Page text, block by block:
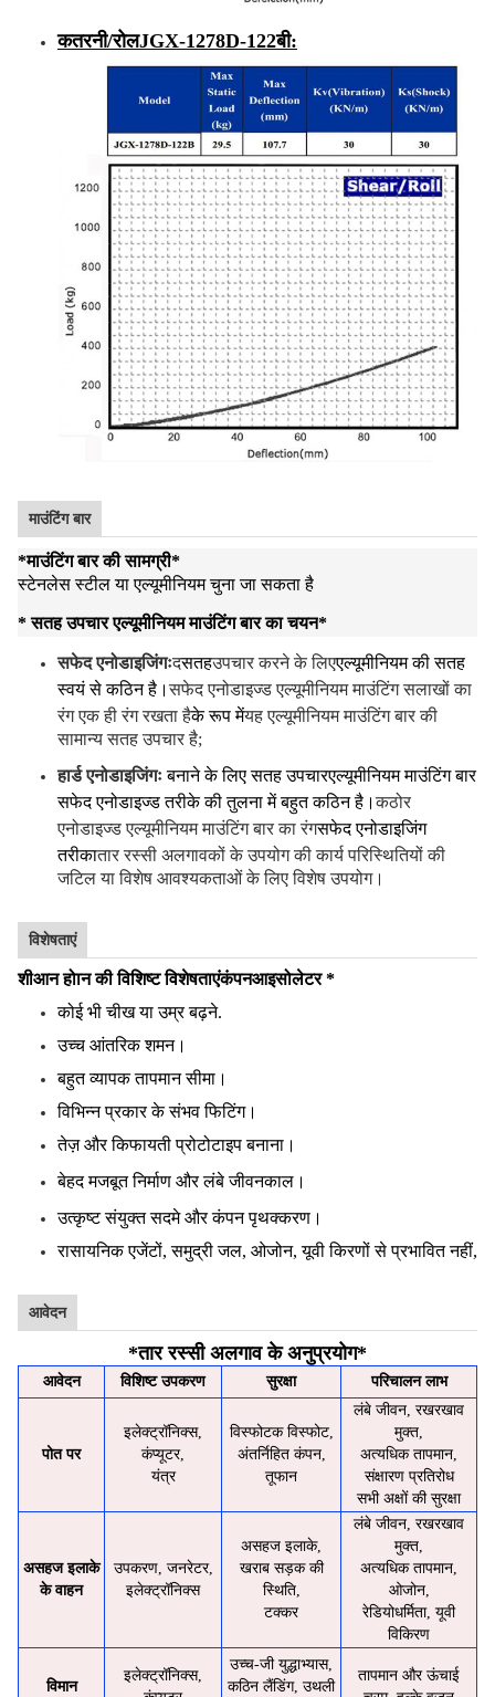
कतरनी/रोलJGX-1278D-122बी:
माउंटिंग बार
*माउंटिंग बार की सामग्री*
स्टेनलेस स्टील या एल्यूमीनियम चुना जा सकता है
* सतह उपचार एल्यूमीनियम माउंटिंग बार का चयन*
सफेद एनोडाइजिंगःदसतहउपचार करने के लिएएल्यूमीनियम की सतह
स्वयं से कठिन है।सफेद एनोडाइज्ड एल्यूमीनियम माउंटिंग सलाखों का
रंग एक ही रंग रखता हैके रूप मेंयह एल्यूमीनियम माउंटिंग बार की
सामान्य सतह उपचार है;
हार्ड एनोडाइजिंगः बनाने के लिए सतह उपचारएल्यूमीनियम माउंटिंग बार
सफेद एनोडाइज्ड तरीके की तुलना में बहुत कठिन है।कठोर
एनोडाइज्ड एल्यूमीनियम माउंटिंग बार का रंगसफेद एनोडाइजिंग
तरीकातार रस्सी अलगावकों के उपयोग की कार्य परिस्थितियों की
जटिल या विशेष आवश्यकताओं के लिए विशेष उपयोग।
विशेषताएं
शीआन होान की विशिष्ट विशेषताएंकंपनआइसोलेटर *
कोई भी चीख या उम्र बढ़ने.
उच्च आंतरिक शमन।
बहुत व्यापक तापमान सीमा।
विभिन्न प्रकार के संभव फिटिंग।
तेज़ और किफायती प्रोटोटाइप बनाना।
बेहद मजबूत निर्माण और लंबे जीवनकाल।
उत्कृष्ट संयुक्त सदमे और कंपन पृथक्करण।
रासायनिक एजेंटों, समुद्री जल, ओजोन, यूवी किरणों से प्रभावित नहीं,
आवेदन
*तार रस्सी अलगाव के अनुप्रयोग*
आवेदन विशिष्ट उपकरण सुरक्षा परिचालन लाभ
पोत पर
इलेक्ट्रॉनिक्स,
कंप्यूटर,
यंत्र
विस्फोटक विस्फोट,
अंतर्निहित कंपन,
तूफान
लंबे जीवन, रखरखाव
मुक्त,
अत्यधिक तापमान,
संक्षारण प्रतिरोध
सभी अक्षों की सुरक्षा
असहज इलाके
के वाहन
उपकरण, जनरेटर,
इलेक्ट्रॉनिक्स
असहज इलाके,
खराब सड़क की
स्थिति,
टक्कर
लंबे जीवन, रखरखाव
मुक्त,
अत्यधिक तापमान,
ओजोन,
रेडियोधर्मिता, यूवी
विकिरण
विमान
इलेक्ट्रॉनिक्स,
उच्च-जी युद्धाभ्यास,
कठिन लैंडिंग, उथली
तापमान और ऊंचाई